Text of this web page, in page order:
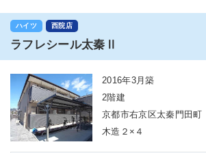
ハイツ 西院店
ラフレシール太秦Ⅱ
2016年3月築
2階建
京都市右京区太秦門田町
木造２×４